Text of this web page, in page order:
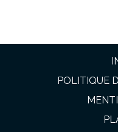
POLITIQUE